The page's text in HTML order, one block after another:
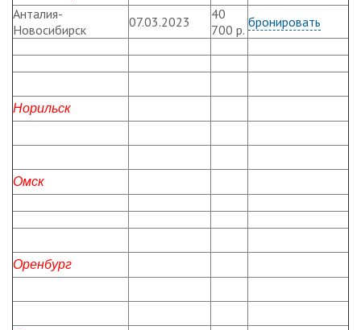
Анталия-
Новосибирск
07.03.2023
40
700 р. бронировать
Норильск
Омск
Оренбург